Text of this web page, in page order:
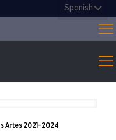
Artes 2021-2024